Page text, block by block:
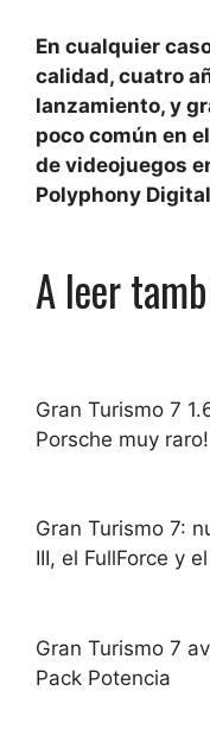
En cualquier
calidad, cuatro
lanzamiento, y
poco común en
de videojuegos
Polyphony
A leer
Gran Turismo 7
Porsche muy raro!
Gran Turismo 7:
III, el FullForce y
Gran Turismo 7
Pack Potencia